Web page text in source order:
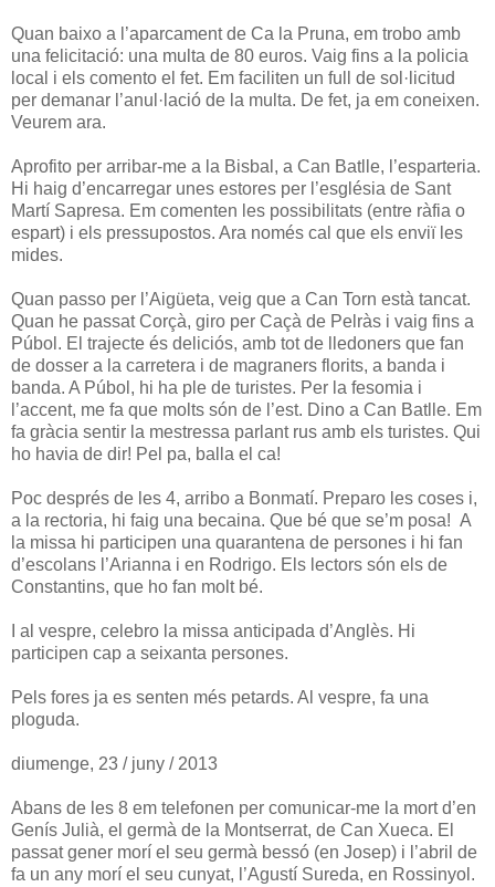
Quan baixo a l’aparcament de Ca la Pruna, em trobo amb
una felicitació: una multa de 80 euros. Vaig fins a la policia
local i els comento el fet. Em faciliten un full de sol·licitud
per demanar l’anul·lació de la multa. De fet, ja em coneixen.
Veurem ara.
Aprofito per arribar-me a la Bisbal, a Can Batlle, l’esparteria.
Hi haig d’encarregar unes estores per l’església de Sant
Martí Sapresa. Em comenten les possibilitats (entre ràfia o
espart) i els pressupostos. Ara només cal que els enviï les
mides.
Quan passo per l’Aigüeta, veig que a Can Torn està tancat.
Quan he passat Corçà, giro per Caçà de Pelràs i vaig fins a
Púbol. El trajecte és deliciós, amb tot de lledoners que fan
de dosser a la carretera i de magraners florits, a banda i
banda. A Púbol, hi ha ple de turistes. Per la fesomia i
l’accent, me fa que molts són de l’est. Dino a Can Batlle. Em
fa gràcia sentir la mestressa parlant rus amb els turistes. Qui
ho havia de dir! Pel pa, balla el ca!
Poc després de les 4, arribo a Bonmatí. Preparo les coses i,
a la rectoria, hi faig una becaina. Que bé que se’m posa! A
la missa hi participen una quarantena de persones i hi fan
d’escolans l’Arianna i en Rodrigo. Els lectors són els de
Constantins, que ho fan molt bé.
I al vespre, celebro la missa anticipada d’Anglès. Hi
participen cap a seixanta persones.
Pels fores ja es senten més petards. Al vespre, fa una
ploguda.
diumenge, 23 / juny / 2013
Abans de les 8 em telefonen per comunicar-me la mort d’en
Genís Julià, el germà de la Montserrat, de Can Xueca. El
passat gener morí el seu germà bessó (en Josep) i l’abril de
fa un any morí el seu cunyat, l’Agustí Sureda, en Rossinyol.